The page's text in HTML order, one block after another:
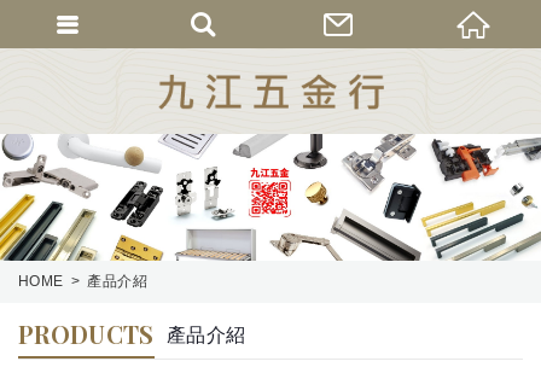
HOME 產品介紹
PRODUCTS 產品介紹